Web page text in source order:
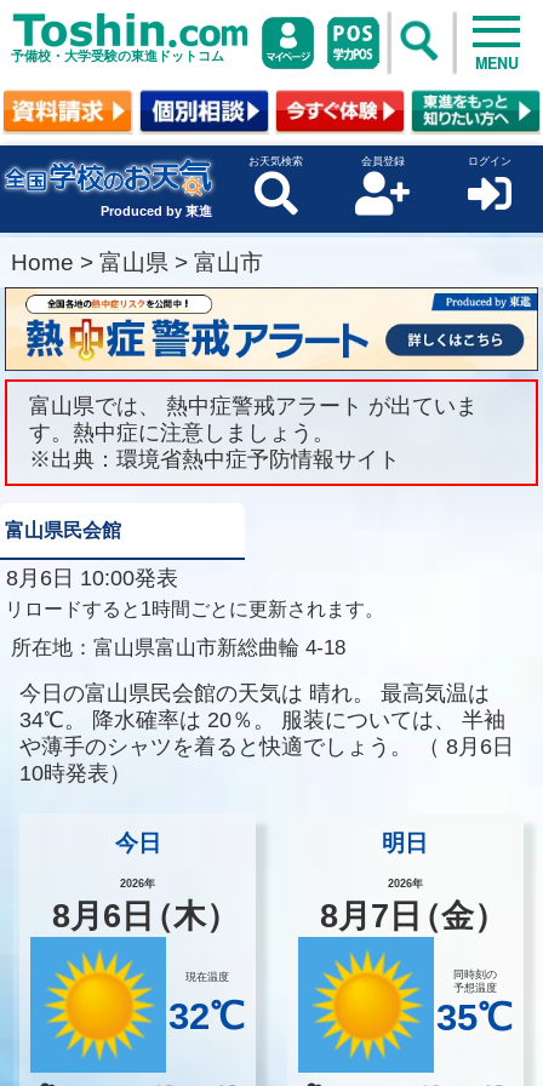
予備校・大学受験の東進ドットコム MENU
Produced by 東進
お天気検索 会員登録 ログイン
Home > 富山県 > 富山市
富山県では、 熱中症警戒アラート が出ていま
す。熱中症に注意しましょう。
※出典：環境省熱中症予防情報サイト
富山県民会館
8月6日 10:00発表
リロードすると1時間ごとに更新されます。
所在地： 富山県富山市新総曲輪 4-18
今日の富山県民会館の天気は 晴れ。
最高気温は
34℃。
降水確率は 20％。 服装については、
半袖
や薄手のシャツを着ると快適でしょう。
（ 8月6日
10時発表）
今日
2026年
8月 6 日（木）
現在温度
32℃
明日
2026年
8月 7 日（金）
同時刻の
予想温度
35℃